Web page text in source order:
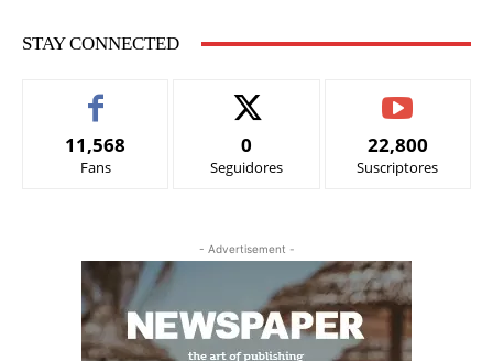
STAY CONNECTED
11,568
Fans
0
Seguidores
22,800
Suscriptores
- Advertisement -